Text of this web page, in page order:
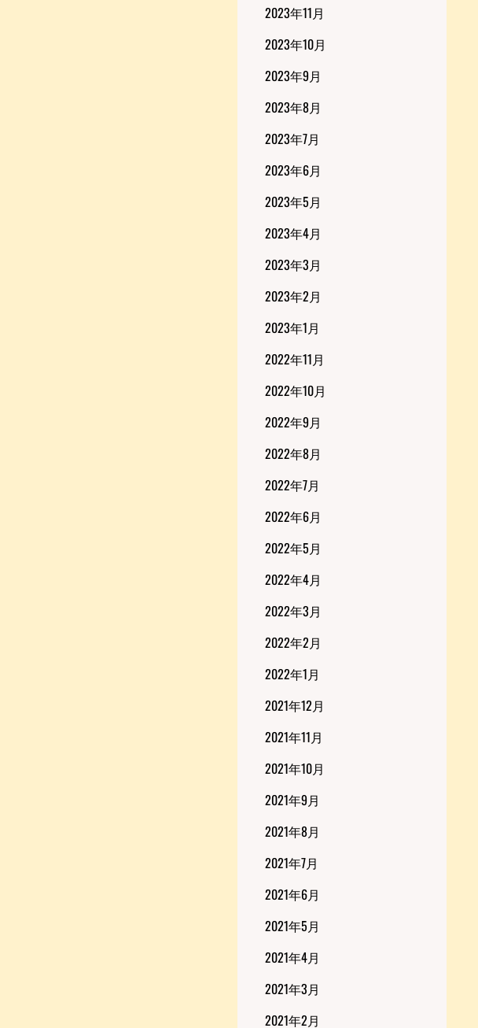
2023年11月
2023年10月
2023年9月
2023年8月
2023年7月
2023年6月
2023年5月
2023年4月
2023年3月
2023年2月
2023年1月
2022年11月
2022年10月
2022年9月
2022年8月
2022年7月
2022年6月
2022年5月
2022年4月
2022年3月
2022年2月
2022年1月
2021年12月
2021年11月
2021年10月
2021年9月
2021年8月
2021年7月
2021年6月
2021年5月
2021年4月
2021年3月
2021年2月